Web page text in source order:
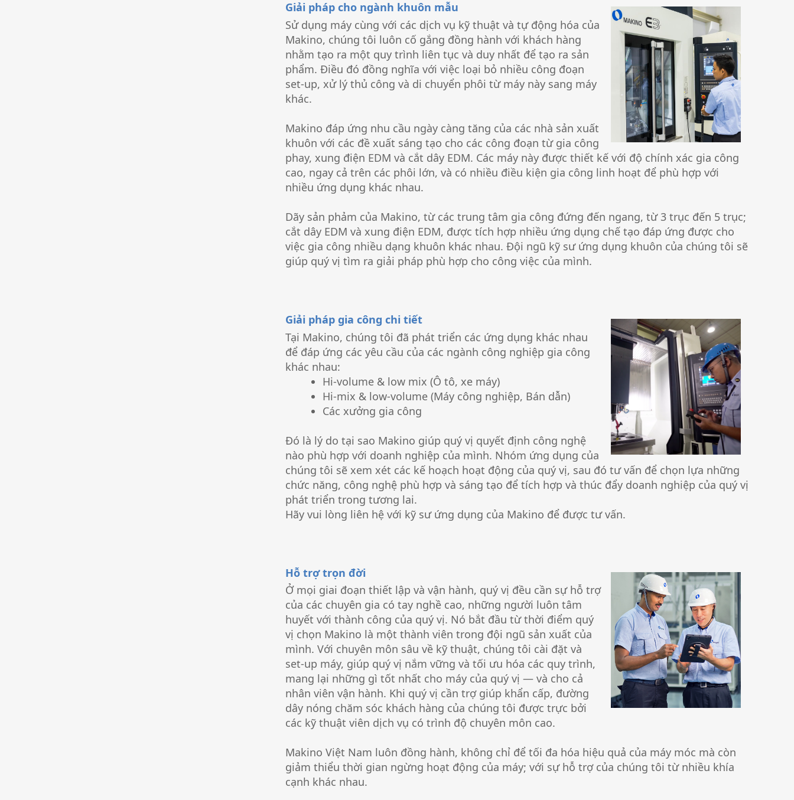
Giải pháp cho ngành khuôn mẫu
Sử dụng máy cùng với các dịch vụ kỹ thuật và tự động hóa của
Makino, chúng tôi luôn cố gắng đồng hành với khách hàng
nhằm tạo ra một quy trình liên tục và duy nhất để tạo ra sản
phẩm. Điều đó đồng nghĩa với việc loại bỏ nhiều công đoạn
set-up, xử lý thủ công và di chuyển phôi từ máy này sang máy
khác.
Makino đáp ứng nhu cầu ngày càng tăng của các nhà sản xuất
khuôn với các đề xuất sáng tạo cho các công đoạn từ gia công
phay, xung điện EDM và cắt dây EDM. Các máy này được thiết kế với độ chính xác gia công
cao, ngay cả trên các phôi lớn, và có nhiều điều kiện gia công linh hoạt để phù hợp với
nhiều ứng dụng khác nhau.
Dãy sản phảm của Makino, từ các trung tâm gia công đứng đến ngang, từ 3 trục đến 5 trục;
cắt dây EDM và xung điện EDM, được tích hợp nhiều ứng dụng chế tạo đáp ứng được cho
việc gia công nhiều dạng khuôn khác nhau. Đội ngũ kỹ sư ứng dụng khuôn của chúng tôi sẽ
giúp quý vị tìm ra giải pháp phù hợp cho công việc của mình.
Giải pháp gia công chi tiết
Tại Makino, chúng tôi đã phát triển các ứng dụng khác nhau
để đáp ứng các yêu cầu của các ngành công nghiệp gia công
khác nhau:
Hi-volume & low mix (Ô tô, xe máy)
Hi-mix & low-volume (Máy công nghiệp, Bán dẫn)
Các xưởng gia công
Đó là lý do tại sao Makino giúp quý vị quyết định công nghệ
nào phù hợp với doanh nghiệp của mình. Nhóm ứng dụng của
chúng tôi sẽ xem xét các kế hoạch hoạt động của quý vị, sau đó tư vấn để chọn lựa những
chức năng, công nghệ phù hợp và sáng tạo để tích hợp và thúc đẩy doanh nghiệp của quý vị
phát triển trong tương lai.
Hãy vui lòng liên hệ với kỹ sư ứng dụng của Makino để được tư vấn.
Hỗ trợ trọn đời
Ở mọi giai đoạn thiết lập và vận hành, quý vị đều cần sự hỗ trợ
của các chuyên gia có tay nghề cao, những người luôn tâm
huyết với thành công của quý vị. Nó bắt đầu từ thời điểm quý
vị chọn Makino là một thành viên trong đội ngũ sản xuất của
mình. Với chuyên môn sâu về kỹ thuật, chúng tôi cài đặt và
set-up máy, giúp quý vị nắm vững và tối ưu hóa các quy trình,
mang lại những gì tốt nhất cho máy của quý vị — và cho cả
nhân viên vận hành. Khi quý vị cần trợ giúp khẩn cấp, đường
dây nóng chăm sóc khách hàng của chúng tôi được trực bởi
các kỹ thuật viên dịch vụ có trình độ chuyên môn cao.
Makino Việt Nam luôn đồng hành, không chỉ để tối đa hóa hiệu quả của máy móc mà còn
giảm thiểu thời gian ngừng hoạt động của máy; với sự hỗ trợ của chúng tôi từ nhiều khía
cạnh khác nhau.